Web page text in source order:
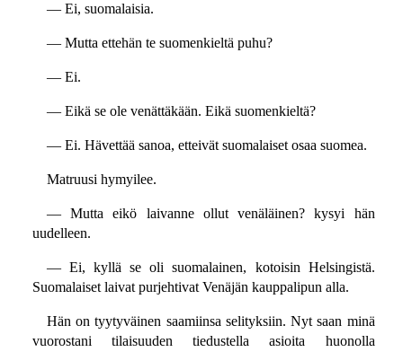
— Ei, suomalaisia.
— Mutta ettehän te suomenkieltä puhu?
— Ei.
— Eikä se ole venättäkään. Eikä suomenkieltä?
— Ei. Hävettää sanoa, etteivät suomalaiset osaa suomea.
Matruusi hymyilee.
— Mutta eikö laivanne ollut venäläinen? kysyi hän
uudelleen.
— Ei, kyllä se oli suomalainen, kotoisin Helsingistä.
Suomalaiset laivat purjehtivat Venäjän kauppalipun alla.
Hän on tyytyväinen saamiinsa selityksiin. Nyt saan minä
vuorostani tilaisuuden tiedustella asioita huonolla